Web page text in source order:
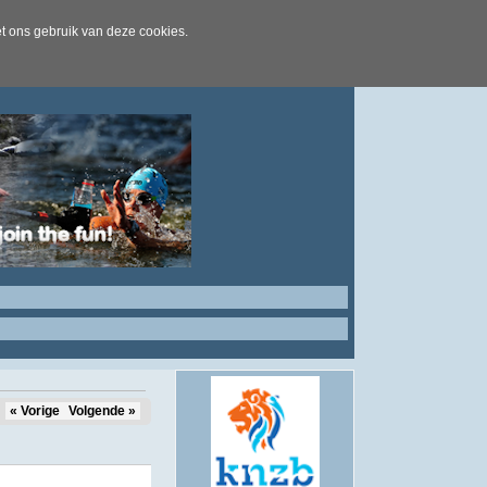
ons gebruik van deze cookies.
« Vorige Volgende »